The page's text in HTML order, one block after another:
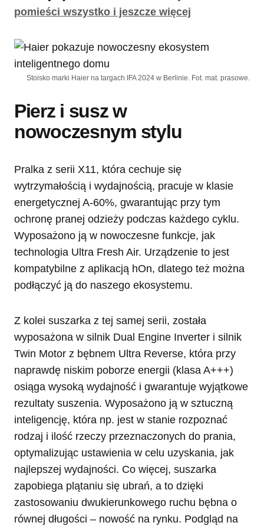
pomieści wszystko i jeszcze więcej
Stoisko marki Haier na targach IFA 2024 w Berlinie. Fot. mat. prasowe.
Pierz i susz w
nowoczesnym stylu
Pralka z serii X11, która cechuje się
wytrzymałością i wydajnością, pracuje w klasie
energetycznej A-60%, gwarantując przy tym
ochronę pranej odzieży podczas każdego cyklu.
Wyposażono ją w nowoczesne funkcje, jak
technologia Ultra Fresh Air. Urządzenie to jest
kompatybilne z aplikacją hOn, dlatego też można
podłączyć ją do naszego ekosystemu.
Z kolei suszarka z tej samej serii, została
wyposażona w silnik Dual Engine Inverter i silnik
Twin Motor z bębnem Ultra Reverse, która przy
naprawdę niskim poborze energii (klasa A+++)
osiąga wysoką wydajność i gwarantuje wyjątkowe
rezultaty suszenia. Wyposażono ją w sztuczną
inteligencję, która np. jest w stanie rozpoznać
rodzaj i ilość rzeczy przeznaczonych do prania,
optymalizując ustawienia w celu uzyskania, jak
najlepszej wydajności. Co więcej, suszarka
zapobiega plątaniu się ubrań, a to dzięki
zastosowaniu dwukierunkowego ruchu bębna o
równej długości – nowość na rynku. Podgląd na